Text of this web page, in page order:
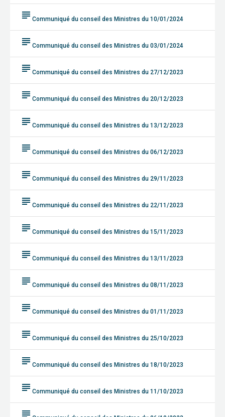
subject Communiqué du conseil des Ministres du 10/01/2024
subject Communiqué du conseil des Ministres du 03/01/2024
subject Communiqué du conseil des Ministres du 27/12/2023
subject Communiqué du conseil des Ministres du 20/12/2023
subject Communiqué du conseil des Ministres du 13/12/2023
subject Communiqué du conseil des Ministres du 06/12/2023
subject Communiqué du conseil des Ministres du 29/11/2023
subject Communiqué du conseil des Ministres du 22/11/2023
subject Communiqué du conseil des Ministres du 15/11/2023
subject Communiqué du conseil des Ministres du 13/11/2023
subject Communiqué du conseil des Ministres du 08/11/2023
subject Communiqué du conseil des Ministres du 01/11/2023
subject Communiqué du conseil des Ministres du 25/10/2023
subject Communiqué du conseil des Ministres du 18/10/2023
subject Communiqué du conseil des Ministres du 11/10/2023
subject